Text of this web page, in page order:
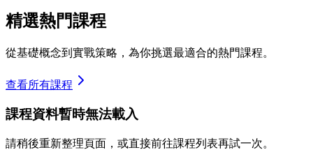
精選熱門課程
從基礎概念到實戰策略，為你挑選最適合的熱門課程。
查看所有課程
課程資料暫時無法載入
請稍後重新整理頁面，或直接前往課程列表再試一次。